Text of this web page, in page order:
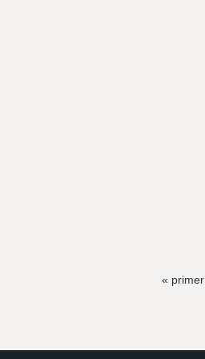
« primer